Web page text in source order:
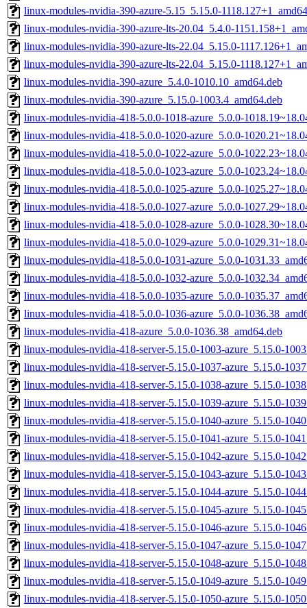
linux-modules-nvidia-390-azure-5.15_5.15.0-
linux-modules-nvidia-390-azure-lts-20.04_5.4.0-
linux-modules-nvidia-390-azure-lts-22.04_5.15.0-
linux-modules-nvidia-390-azure-lts-22.04_5.15.0-
linux-modules-nvidia-390-azure_5.4.0-1010.10_amd64.deb
linux-modules-nvidia-390-azure_5.15.0-1003.4_amd64.deb
linux-modules-nvidia-418-5.0.0-1018-azure_5.0.0-
linux-modules-nvidia-418-5.0.0-1020-azure_5.0.0-
linux-modules-nvidia-418-5.0.0-1022-azure_5.0.0-
linux-modules-nvidia-418-5.0.0-1023-azure_5.0.0-
linux-modules-nvidia-418-5.0.0-1025-azure_5.0.0-
linux-modules-nvidia-418-5.0.0-1027-azure_5.0.0-
linux-modules-nvidia-418-5.0.0-1028-azure_5.0.0-
linux-modules-nvidia-418-5.0.0-1029-azure_5.0.0-
linux-modules-nvidia-418-5.0.0-1031-azure_5.0.0-
linux-modules-nvidia-418-5.0.0-1032-azure_5.0.0-
linux-modules-nvidia-418-5.0.0-1035-azure_5.0.0-
linux-modules-nvidia-418-5.0.0-1036-azure_5.0.0-
linux-modules-nvidia-418-azure_5.0.0-1036.38_amd64.deb
linux-modules-nvidia-418-server-5.15.0-1003-azure_5.15.0-
linux-modules-nvidia-418-server-5.15.0-1037-azure_5.15.0-
linux-modules-nvidia-418-server-5.15.0-1038-azure_5.15.0-
linux-modules-nvidia-418-server-5.15.0-1039-azure_5.15.0-
linux-modules-nvidia-418-server-5.15.0-1040-azure_5.15.0-
linux-modules-nvidia-418-server-5.15.0-1041-azure_5.15.0-
linux-modules-nvidia-418-server-5.15.0-1042-azure_5.15.0-
linux-modules-nvidia-418-server-5.15.0-1043-azure_5.15.0-
linux-modules-nvidia-418-server-5.15.0-1044-azure_5.15.0-
linux-modules-nvidia-418-server-5.15.0-1045-azure_5.15.0-
linux-modules-nvidia-418-server-5.15.0-1046-azure_5.15.0-
linux-modules-nvidia-418-server-5.15.0-1047-azure_5.15.0-
linux-modules-nvidia-418-server-5.15.0-1048-azure_5.15.0-
linux-modules-nvidia-418-server-5.15.0-1049-azure_5.15.0-
linux-modules-nvidia-418-server-5.15.0-1050-azure_5.15.0-